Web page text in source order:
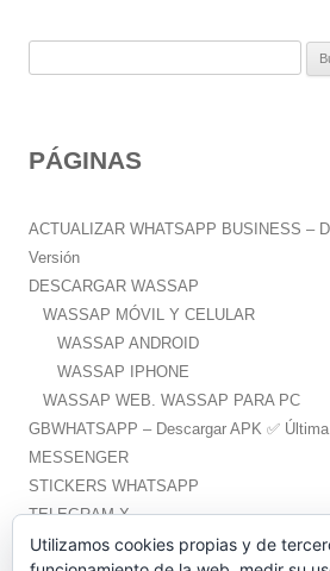
a
:
PÁGINAS
ACTUALIZAR WHATSAPP BUSINESS –
Versión
DESCARGAR WASSAP
WASSAP MÓVIL Y CELULAR
WASSAP ANDROID
WASSAP IPHONE
WASSAP WEB. WASSAP PARA PC
GBWHATSAPP – Descargar APK ✅️
MESSENGER
STICKERS WHATSAPP
TELEGRAM X
WHATSAPP PLUS – Descargar APK ✅️
Utilizamos cookies propias y de